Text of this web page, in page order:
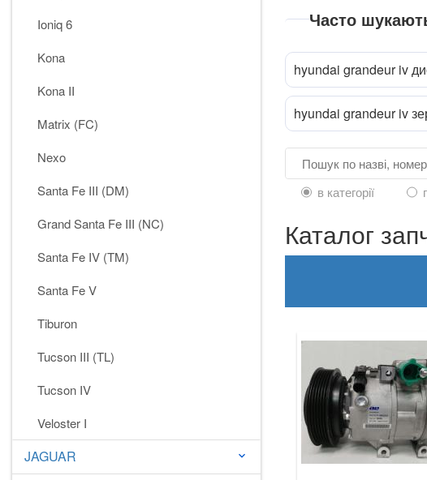
Ioniq 6
Kona
Kona II
Matrix (FC)
Nexo
Santa Fe III (DM)
Grand Santa Fe III (NC)
Santa Fe IV (TM)
Santa Fe V
Tiburon
Tucson III (TL)
Tucson IV
Veloster I
JAGUAR keyboard_arrow_down
Часто
hyundai grandeur iv
hyundai grandeur iv
в категорії
Каталог